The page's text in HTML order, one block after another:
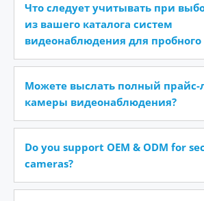
Что следует учитывать при
из вашего каталога систем
видеонаблюдения для пробного
Можете выслать полный прайс-
камеры видеонаблюдения?
Do you support OEM & ODM for
cameras?